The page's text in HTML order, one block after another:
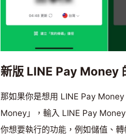
新版 LINE Pay Money
那如果你是想用 LINE Pay
Money」，輸入 LINE Pay
你想要執行的功能，例如儲值、